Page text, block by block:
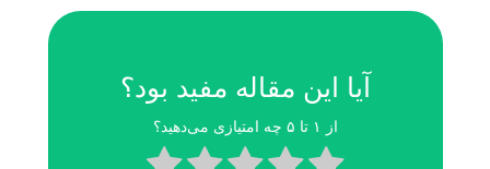
آیا این مقاله مفید بود؟
از ۱ تا ۵ چه امتیازی می‌دهید؟